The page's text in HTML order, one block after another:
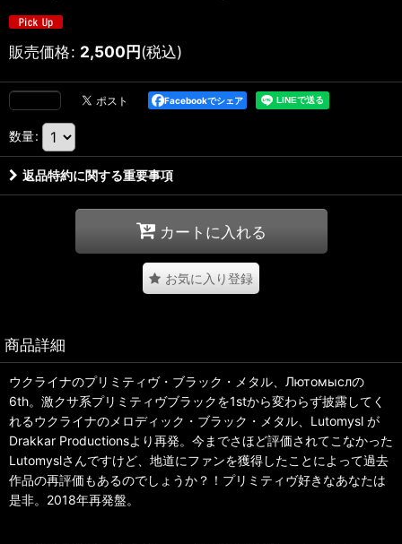
販売価格: 2,500円(税込)
Facebookでシェア
数量:
返品特約に関する重要事項
カートに入れる
お気に入り登録
商品詳細
ウクライナのプリミティヴ・ブラック・メタル、Лютомыслの
6th。激クサ系プリミティヴブラックを1stから変わらず披露してく
れるウクライナのメロディック・ブラック・メタル、Lutomysl が
Drakkar Productionsより再発。今までさほど評価されてこなかった
Lutomyslさんですけど、地道にファンを獲得したことによって過去
作品の再評価もあるのでしょうか？！プリミティヴ好きなあなたは
是非。2018年再発盤。